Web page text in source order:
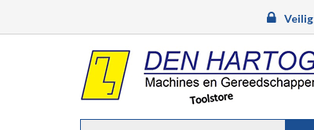
Veilig